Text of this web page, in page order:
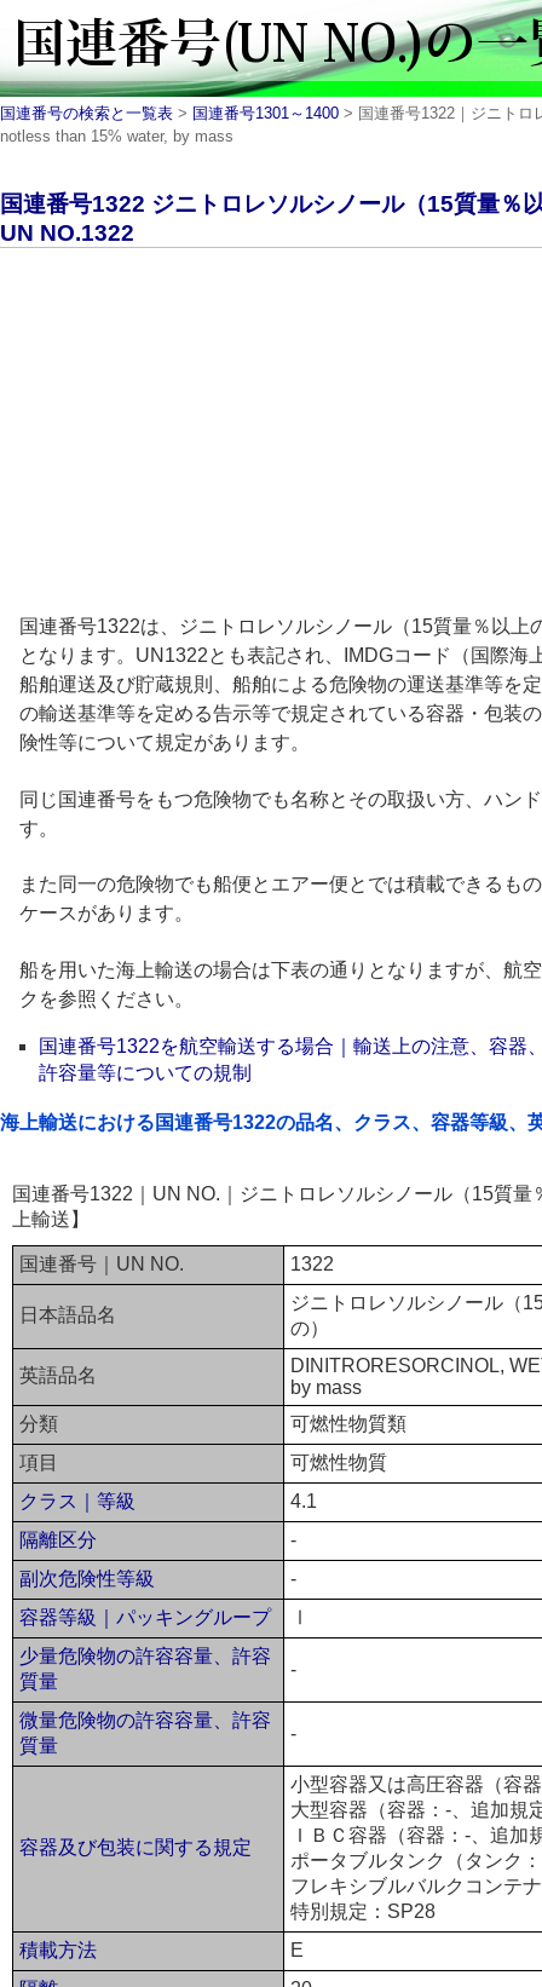
国連番号の検索と一覧表 > 国連番号1301～1400 > 国連番号1322｜ジニトロ
notless than 15% water, by mass
国連番号1322 ジニトロレソルシノール（15質量％
UN NO.1322
国連番号1322は、ジニトロレソルシノール（15質量％以上
となります。UN1322とも表記され、IMDGコード（国際海
船舶運送及び貯蔵規則、船舶による危険物の運送基準等を
の輸送基準等を定める告示等で規定されている容器・包装
険性等について規定があります。
同じ国連番号をもつ危険物でも名称とその取扱い方、ハン
す。
また同一の危険物でも船便とエアー便とでは積載できるも
ケースがあります。
船を用いた海上輸送の場合は下表の通りとなりますが、航
クを参照ください。
国連番号1322を航空輸送する場合｜輸送上の注意、容器
許容量等についての規制
海上輸送における国連番号1322の品名、クラス、容器等級、
国連番号1322｜UN NO.｜ジニトロレソルシノール（15質
上輸送】
国連番号｜UN NO. 1322
日本語品名
ジニトロレソルシノール（
の）
英語品名
DINITRORESORCINOL,
by mass
分類
可燃性物質類
項目
可燃性物質
クラス｜等級
4.1
隔離区分
-
副次危険性等級
-
容器等級｜パッキングループ
Ⅰ
少量危険物の許容容量、許容
質量
-
微量危険物の許容容量、許容
質量
-
容器及び包装に関する規定
小型容器又は高圧容器（容
大型容器（容器：-、追加規
ＩＢＣ容器（容器：-、追加
ポータブルタンク（タンク
フレキシブルバルクコンテ
特別規定：SP28
積載方法
E